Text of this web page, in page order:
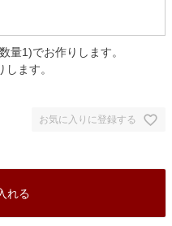
量1)でお作りします。
ます。
お気に入りに登録する
れる